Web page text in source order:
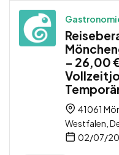
– 26,00
41061
Westfalen,
02/07/